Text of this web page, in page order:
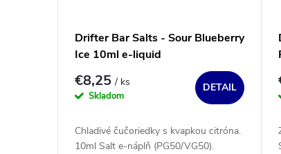
Drifter Bar Salts - Sour Blueberry
Ice 10ml e-liquid
€8,25/ ks
Skladom
DETAIL
Chladivé čučoriedky s kvapkou citróna.
10ml Salt e-náplň (PG50/VG50).